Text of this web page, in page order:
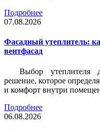
Подробнее
07.08.2026
Фасадный утеплитель:
вентфасад
Выбор
решение, которое
и комфорт внутри
Подробнее
06.08.2026